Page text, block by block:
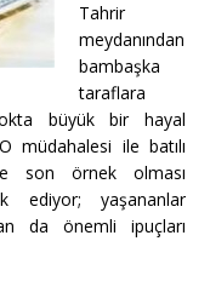
Tahrir
meydanından
bambaşka
taraflara
büyük bir hayal
müdahalesi ile batılı
son örnek olması
ediyor; yaşananlar
da önemli ipuçları